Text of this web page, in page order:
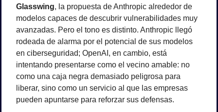
Glasswing, la propuesta de Anthropic alrededor de
modelos capaces de descubrir vulnerabilidades muy
avanzadas. Pero el tono es distinto. Anthropic llegó
rodeada de alarma por el potencial de sus modelos
en ciberseguridad; OpenAI, en cambio, está
intentando presentarse como el vecino amable: no
como una caja negra demasiado peligrosa para
liberar, sino como un servicio al que las empresas
pueden apuntarse para reforzar sus defensas.